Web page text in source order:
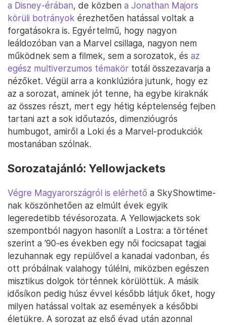
a Disney-érában, de közben a Jonathan Majors
körüli botrányok érezhetően hatással voltak a
forgatásokra is. Egyértelmű, hogy nagyon
leáldozóban van a Marvel csillaga, nagyon nem
működnek sem a filmek, sem a sorozatok, és az
egész multiverzumos témakör totál összezavarja a
nézőket. Végül arra a konklúzióra jutunk, hogy ez
az a sorozat, aminek jót tenne, ha egybe kiraknák
az összes részt, mert egy hétig képtelenség fejben
tartani azt a sok időutazós, dimenzióugrós
humbugot, amiről a Loki és a Marvel-produkciók
mostanában szólnak.
Sorozatajánló: Yellowjackets
Végre Magyarországról is elérhető a SkyShowtime-
nak köszönhetően az elmúlt évek egyik
legeredetibb tévésorozata. A Yellowjackets sok
szempontból nagyon hasonlít a Lostra: a történet
szerint a ‘90-es években egy női focicsapat tagjai
lezuhannak egy repülővel a kanadai vadonban, és
ott próbálnak valahogy túlélni, miközben egészen
misztikus dolgok történnek körülöttük. A másik
idősíkon pedig húsz évvel később látjuk őket, hogy
milyen hatással voltak az események a későbbi
életükre. A sorozat az első évad után azonnal